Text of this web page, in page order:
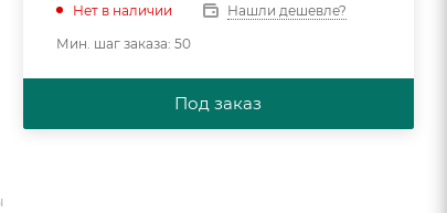
Нет в наличии
Нашли дешевле?
Мин. шаг заказа: 50
Под заказ